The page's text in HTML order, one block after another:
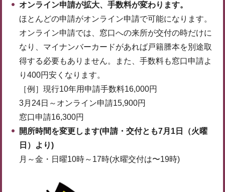
オンライン申請が拡大、手数料が変わります。
ほとんどの申請がオンライン申請で可能になります。
オンライン申請では、窓口への来所が交付の時だけに
なり、マイナンバーカードがあれば戸籍謄本を別途取
得する必要もありません。また、手数料も窓口申請よ
り400円安くなります。
［例］現行10年用申請手数料16,000円
3月24日～オンライン申請15,900円
窓口申請16,300円
開所時間を変更します(申請・交付とも7月1日（火曜
日）より)
月～金・日曜10時～17時(水曜交付は〜19時)